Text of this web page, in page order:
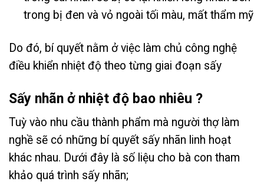
trong bị đen và vỏ ngoài tối màu, mất thẩm mỹ
Do đó, bí quyết nằm ở việc làm chủ công nghệ
điều khiển nhiệt độ theo từng giai đoạn sấy
Sấy nhãn ở nhiệt độ bao nhiêu ?
Tuỳ vào nhu cầu thành phẩm mà người thợ làm
nghề sẽ có những bí quyết sấy nhãn linh hoạt
khác nhau. Dưới đây là số liệu cho bà con tham
khảo quá trình sấy nhãn;